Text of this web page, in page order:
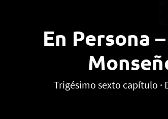
En Persona
Trigésimo sexto capítulo ·